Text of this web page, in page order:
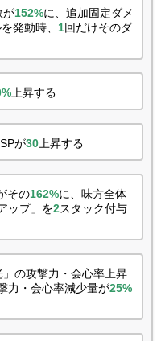
が152%に、追加固定ダメ
発動時、 1回だけそのダ
上昇する
が30 上昇する
その162%に、味方全体
ップ」を2スタック付与
の攻撃力・会心率上昇
力・会心率減少量が25%